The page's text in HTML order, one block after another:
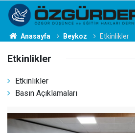
Anasayfa Beykoz Etkinlikler
Etkinlikler
Etkinlikler
Basın Açıklamaları